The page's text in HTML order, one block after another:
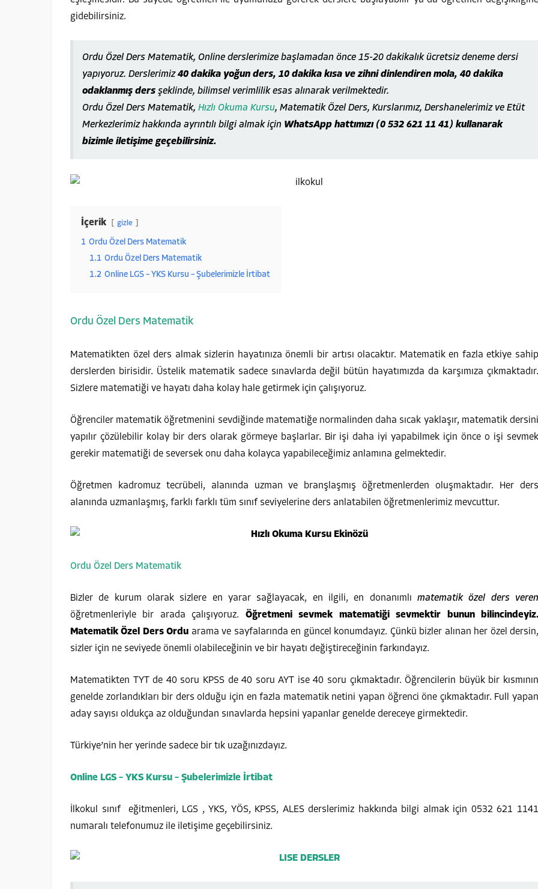
gidebilirsiniz.
Ordu Özel Ders Matematik, Online derslerimize başlamadan önce 15-20 dakikalık ücretsiz deneme dersi
yapıyoruz. Derslerimiz40 dakika yoğun ders, 10 dakika kısa ve zihni dinlendiren mola, 40 dakika
odaklanmış ders şeklinde, bilimsel verimlilik esas alınarak verilmektedir.
Ordu Özel Ders Matematik, Hızlı Okuma Kursu, Matematik Özel Ders, Kurslarımız, Dershanelerimiz ve Etüt
Merkezlerimiz hakkında ayrıntılı bilgi almak için WhatsApp hattımızı (0 532 621 11 41) kullanarak
bizimle iletişime geçebilirsiniz.
İçerik gizle
1 Ordu Özel Ders Matematik
1.1 Ordu Özel Ders Matematik
1.2 Online LGS – YKS Kursu – Şubelerimizle İrtibat
Ordu Özel Ders Matematik
Matematikten özel ders almak sizlerin hayatınıza önemli bir artısı olacaktır. Matematik en fazla etkiye sahip
derslerden birisidir. Üstelik matematik sadece sınavlarda değil bütün hayatımızda da karşımıza çıkmaktadır.
Sizlere matematiği ve hayatı daha kolay hale getirmek için çalışıyoruz.
Öğrenciler matematik öğretmenini sevdiğinde matematiğe normalinden daha sıcak yaklaşır, matematik dersini
yapılır çözülebilir kolay bir ders olarak görmeye başlarlar. Bir işi daha iyi yapabilmek için önce o işi sevmek
gerekir matematiği de seversek onu daha kolayca yapabileceğimiz anlamına gelmektedir.
Öğretmen kadromuz tecrübeli, alanında uzman ve branşlaşmış öğretmenlerden oluşmaktadır. Her ders
alanında uzmanlaşmış, farklı farklı tüm sınıf seviyelerine ders anlatabilen öğretmenlerimiz mevcuttur.
Ordu Özel Ders Matematik
Bizler de kurum olarak sizlere en yarar sağlayacak, en ilgili, en donanımlı matematik özel ders
öğretmenleriyle bir arada çalışıyoruz. Öğretmeni
sevmek matematiği sevmektir bunun
Matematik Özel Ders Ordu arama ve sayfalarında en güncel konumdayız. Çünkü bizler alınan her özel
sizler için ne seviyede önemli olabileceğinin ve bir hayatı değiştireceğinin farkındayız.
Matematikten TYT de 40 soru KPSS de 40 soru AYT ise 40 soru çıkmaktadır. Öğrencilerin büyük bir kısmının
genelde zorlandıkları bir ders olduğu için en fazla matematik netini yapan öğrenci öne çıkmaktadır. Full yapan
aday sayısı oldukça az olduğundan sınavlarda hepsini yapanlar genelde dereceye girmektedir.
Türkiye’nin her yerinde sadece bir tık uzağınızdayız.
Online LGS – YKS Kursu – Şubelerimizle İrtibat
İlkokul sınıf eğitmenleri, LGS , YKS, YÖS, KPSS, ALES derslerimiz hakkında bilgi almak için 0532 621 1141
numaralı telefonumuz ile iletişime geçebilirsiniz.